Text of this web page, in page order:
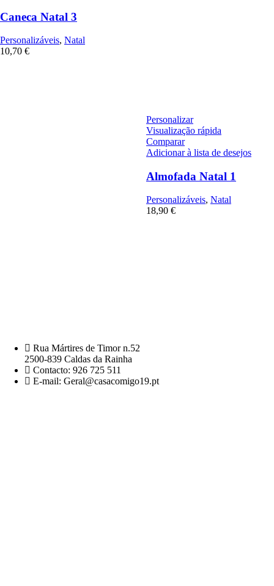
Caneca Natal 3
Personalizáveis, Natal
10,70 €
Personalizar
Visualização rápida
Comparar
Adicionar à lista de desejos
Almofada Natal 1
Personalizáveis, Natal
18,90 €
Rua Mártires de Timor n.52
2500-839 Caldas da Rainha
Contacto: 926 725 511
E-mail: Geral@casacomigo19.pt